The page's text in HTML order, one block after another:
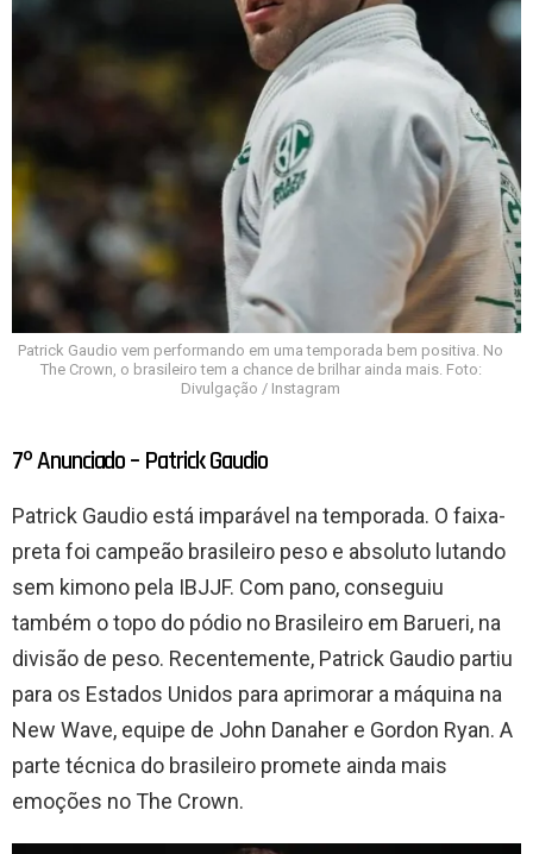
Patrick Gaudio vem performando em uma temporada bem positiva. No
The Crown, o brasileiro tem a chance de brilhar ainda mais. Foto:
Divulgação / Instagram
7º Anunciado – Patrick Gaudio
Patrick Gaudio está imparável na temporada. O faixa-
preta foi campeão brasileiro peso e absoluto lutando
sem kimono pela IBJJF. Com pano, conseguiu
também o topo do pódio no Brasileiro em Barueri, na
divisão de peso. Recentemente, Patrick Gaudio partiu
para os Estados Unidos para aprimorar a máquina na
New Wave, equipe de John Danaher e Gordon Ryan. A
parte técnica do brasileiro promete ainda mais
emoções no The Crown.